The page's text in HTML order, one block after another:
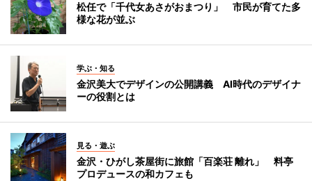
松任で「千代女あさがおまつり」 市民が育てた多
様な花が並ぶ
学ぶ・知る
金沢美大でデザインの公開講義 AI時代のデザイナ
ーの役割とは
見る・遊ぶ
金沢・ひがし茶屋街に旅館「百楽荘 離れ」 料亭
プロデュースの和カフェも